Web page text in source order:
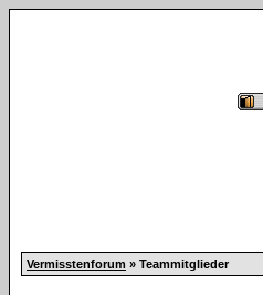
Vermisstenforum » Teammitglieder